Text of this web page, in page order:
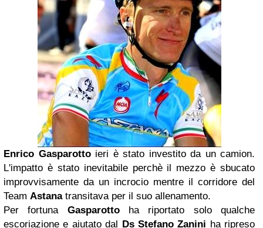
Enrico Gasparottoieri è stato investito da un camion.
L'impatto è stato inevitabile perchè il mezzo è sbucato
improvvisamente da un incrocio mentre il corridore del
Team Astanatransitava per il suo allenamento.
Per fortuna Gasparottoha riportato solo qualche
escoriazione e aiutato dal Ds Stefano Zanini ha ripreso